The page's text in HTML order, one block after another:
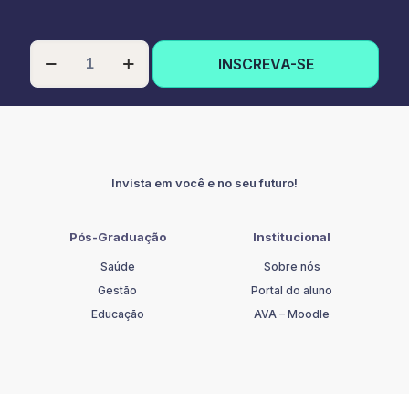
PÓS-
GRADUAÇÃO
EM
INSCREVA-SE
Invista em você e no seu futuro!
Pós-Graduação
Saúde
Gestão
Educação
Institucional
Sobre nós
Portal do aluno
AVA – Moodle